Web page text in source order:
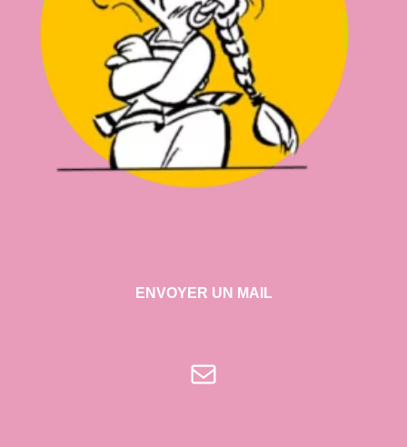
ENVOYER UN MAIL
E-mail